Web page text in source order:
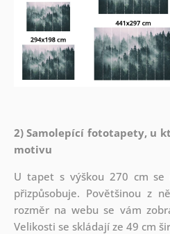
2) Samolepící fototapety, u
motivu
U tapet s výškou 270 cm
přizpůsobuje. Povětšinou z
rozměr na webu se vám
Velikosti se skládají ze 49 cm